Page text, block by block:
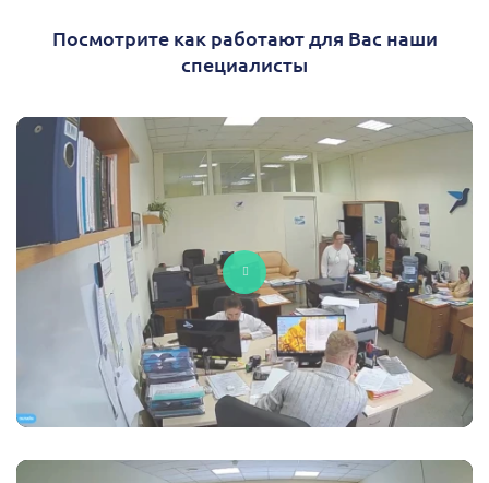
Посмотрите как работают для Вас наши
специалисты